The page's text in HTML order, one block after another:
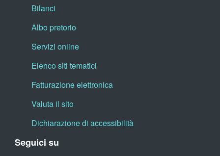
Bilanci
Albo pretorio
Servizi online
Elenco siti tematici
Fatturazione elettronica
Valuta il sito
Dichiarazione di accessibilità
Seguici su